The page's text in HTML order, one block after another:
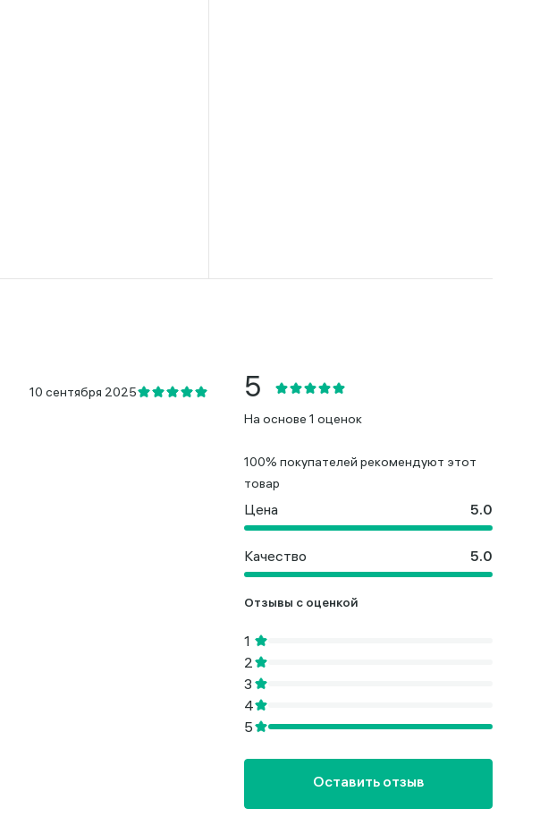
10 сентября 2025
На основе 1 оценок
100% покупателей рекомендуют этот
товар
Цена
Качество
Отзывы с оценкой
Оставить отзыв